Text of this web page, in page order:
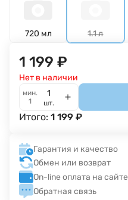
720 мл 1.1 л
1 199 ₽
Нет в наличии
мин.
1
шт.
Итого: 1 199 ₽
Гарантия и качество
Обмен или возврат
On-line оплата на сайте
Обратная связь